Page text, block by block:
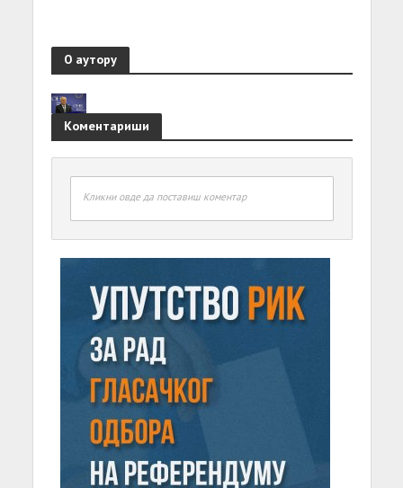
О аутору
Коментариши
Кликни овде да поставиш коментар